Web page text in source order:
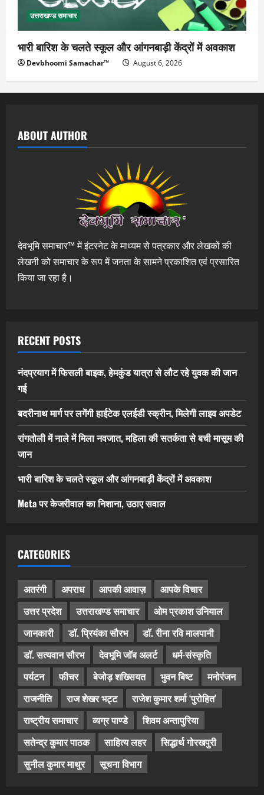
उत्तराखण्ड समाचार
भारी बारिश के चलते स्कूल और आंगनबाड़ी केंद्रों में अवकाश
Devbhoomi Samachar™ August 6, 2026
ABOUT AUTHOR
देवभूमि समाचार™ में इंटरनेट के माध्यम से पत्रकार और लेखकों की
लेखनी को समाचार के रूप में जनता के सामने प्रकाशित एवं प्रसारित
किया जा रहा है।
RECENT POSTS
नंदप्रयाग में फिसली बाइक, हेमकुंड यात्रा से लौट रहे युवक की जान
गई
बदरीनाथ मार्ग पर लगेंगी हाईटेक एलईडी स्क्रीन, मिलेगी लाइव अपडेट
रांगतोली में नाले में मिला नवजात, महिला की सतर्कता से बची मासूम की
जान
भारी बारिश के चलते स्कूल और आंगनबाड़ी केंद्रों में अवकाश
Meta पर केजरीवाल का निशाना, उठाए सवाल
CATEGORIES
अतरंगी अपराध आपकी आवाज़
आपके विचार
उत्तर प्रदेश
उत्तराखण्ड समाचार
ओम प्रकाश उनियाल
जानकारी
डॉ. प्रियंका सौरभ
डॉ. रीना रवि मालपानी
डॉ. सत्यवान सौरभ
देवभूमि जॉब अलर्ट
धर्म-संस्कृति
पर्यटन
फीचर बेजोड़ शख्सियत भुवन बिष्ट
मनोरंजन
राजनीति
राज शेखर भट्ट
राजेश कुमार शर्मा ‘पुरोहित’
राष्ट्रीय समाचार
व्यग्र पाण्डे
शिवम अन्तापुरिया
सतेन्द्र कुमार पाठक
साहित्य लहर
सिद्धार्थ गोरखपुरी
सुनील कुमार माथुर
सूचना विभाग